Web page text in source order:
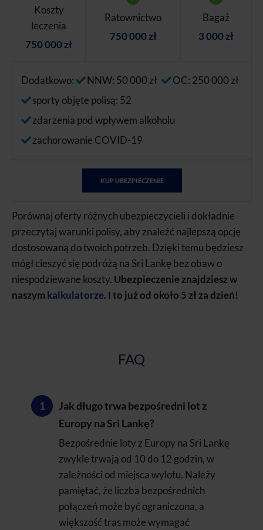
Koszty
leczenia
750 000 zł
Ratownictwo
750 000 zł
Bagaż
3 000 zł
Dodatkowo: NNW: 50 000 zł
OC: 250 000 zł
sporty objęte polisą: 52
zdarzenia pod wpływem alkoholu
zachorowanie COVID-19
KUP UBEZPIECZENIE
Porównaj oferty różnych ubezpieczycieli i dokładnie
przeczytaj warunki polisy, aby znaleźć najlepszą opcję
dostosowaną do twoich potrzeb. Dzięki temu będziesz
mógł cieszyć się podróżą na Sri Lankę bez obaw o
niespodziewane koszty. Ubezpieczenie znajdziesz w
naszym kalkulatorze. I to już od około 5 zł za dzień!
FAQ
Jak długo trwa bezpośredni lot z
Europy na Sri Lankę?
Bezpośrednie loty z Europy na Sri Lankę
zwykle trwają od 10 do 12 godzin, w
zależności od miejsca wylotu. Należy
pamiętać, że liczba bezpośrednich
połączeń może być ograniczona, a
większość tras może wymagać